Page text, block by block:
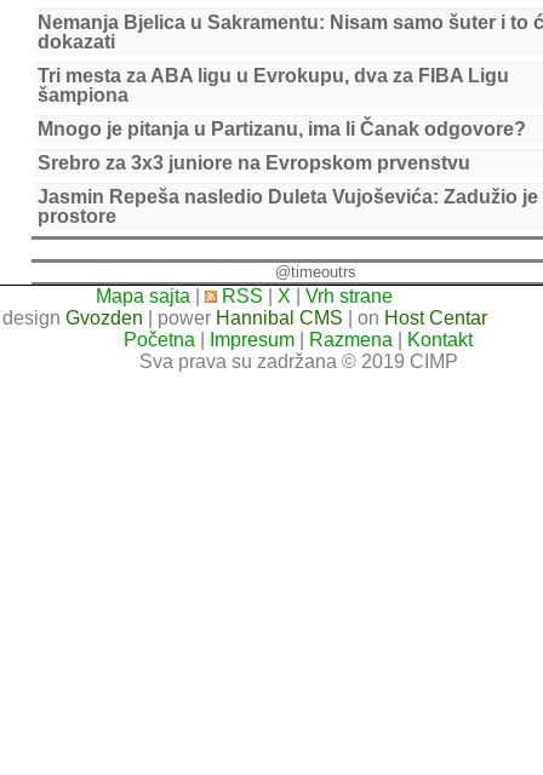
Nemanja Bjelica u Sakramentu: Nisam samo šuter i to
dokazati
Tri mesta za ABA ligu u Evrokupu, dva za FIBA Ligu
šampiona
Mnogo je pitanja u Partizanu, ima li Čanak odgovore?
Srebro za 3x3 juniore na Evropskom prvenstvu
Jasmin Repeša nasledio Duleta Vujoševića: Zadužio je
prostore
@timeoutrs
Mapa sajta | RSS X |Vrh strane
design Gvozden | power Hannibal CMS | on Host Centar
Početna
Impresum Razmena
Kontakt
Sva prava su zadržana © 2019 CIMP